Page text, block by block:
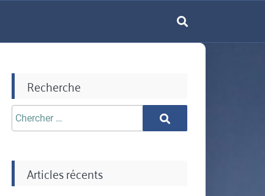
Recherche
Chercher
aprè:
Chercher
Articles récents